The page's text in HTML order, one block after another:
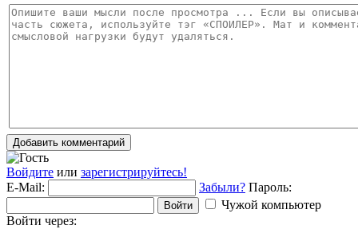
Добавить комментарий
Войдите или зарегистрируйтесь!
E-Mail:
Забыли? Пароль:
Войти
Чужой компьютер
Войти через: